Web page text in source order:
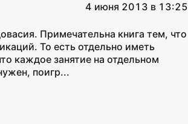
4 июня 2013 в 13:25
Примечательна книга тем, что
То есть отдельно иметь
каждое занятие на отдельном
поигр...